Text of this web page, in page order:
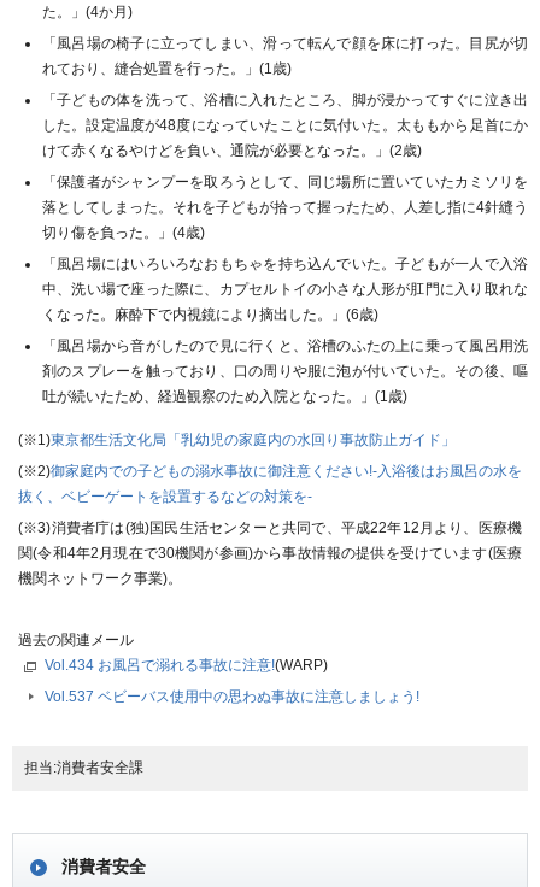
た。」(4か月)
「風呂場の椅子に立ってしまい、滑って転んで顔を床に打った。目尻が切
れており、縫合処置を行った。」(1歳)
「子どもの体を洗って、浴槽に入れたところ、脚が浸かってすぐに泣き出
した。設定温度が48度になっていたことに気付いた。太ももから足首にか
けて赤くなるやけどを負い、通院が必要となった。」(2歳)
「保護者がシャンプーを取ろうとして、同じ場所に置いていたカミソリを
落としてしまった。それを子どもが拾って握ったため、人差し指に4針縫う
切り傷を負った。」(4歳)
「風呂場にはいろいろなおもちゃを持ち込んでいた。子どもが一人で入浴
中、洗い場で座った際に、カプセルトイの小さな人形が肛門に入り取れな
くなった。麻酔下で内視鏡により摘出した。」(6歳)
「風呂場から音がしたので見に行くと、浴槽のふたの上に乗って風呂用洗
剤のスプレーを触っており、口の周りや服に泡が付いていた。その後、嘔
吐が続いたため、経過観察のため入院となった。」(1歳)
(※1)東京都生活文化局「乳幼児の家庭内の水回り事故防止ガイド」
(※2)御家庭内での子どもの溺水事故に御注意ください!-入浴後はお風呂の水を
抜く、ベビーゲートを設置するなどの対策を-
(※3)消費者庁は(独)国民生活センターと共同で、平成22年12月より、医療機
関(令和4年2月現在で30機関が参画)から事故情報の提供を受けています(医療
機関ネットワーク事業)。
過去の関連メール
Vol.434 お風呂で溺れる事故に注意!(WARP)
Vol.537 ベビーバス使用中の思わぬ事故に注意しましょう!
担当:消費者安全課
消費者安全